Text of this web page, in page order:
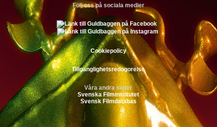
Följ oss på sociala medier
Cookiepolicy
Tillganglighetsredogorelse
Våra andra sajter
Svenska Filminstitutet
Svensk Filmdatabas